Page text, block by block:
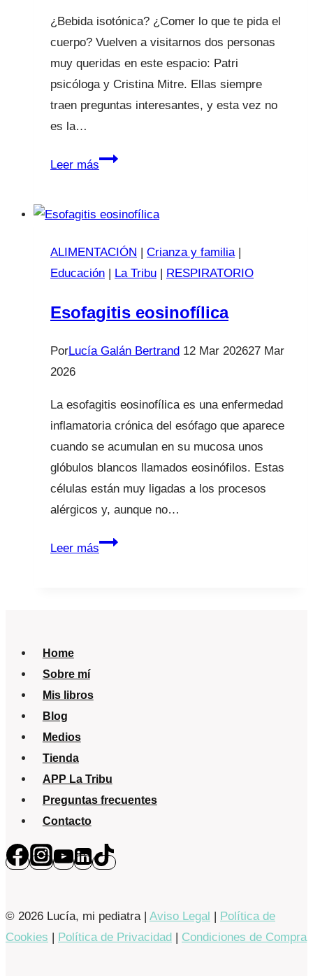
todas?
¿Bebida isotónica? ¿Comer lo que te pida el
cuerpo? Vuelven a visitarnos dos personas
muy queridas en este espacio: Patri
psicóloga y Cristina Mitre. Ellas siempre
traen preguntas interesantes, y esta vez no
es la…
Leer másDiarrea
ALIMENTACIÓN | Crianza y familia|
Educación | La Tribu | RESPIRATORIO
Esofagitis eosinofílica
PorLucía Galán Bertrand 12 Mar 202627 Mar
2026
La esofagitis eosinofílica es una enfermedad
inflamatoria crónica del esófago que aparece
cuando se acumulan en su mucosa unos
glóbulos blancos llamados eosinófilos. Estas
células están muy ligadas a los procesos
alérgicos y, aunque no…
Leer másEsofagitis
Home
Sobre mí
Mis libros
Blog
Medios
Tienda
APP La Tribu
Preguntas frecuentes
Contacto
© 2026 Lucía, mi pediatra | Aviso Legal | Política de
Cookies | Política de Privacidad | Condiciones de Compra